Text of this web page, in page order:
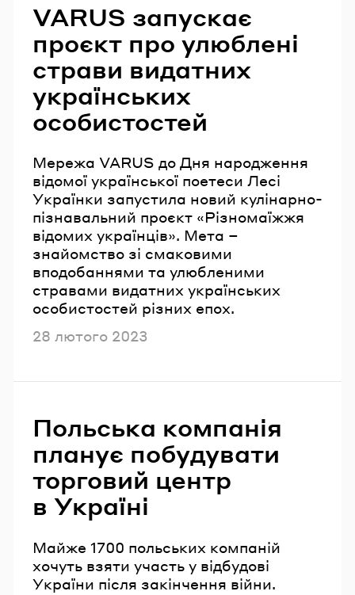
VARUS запускає
проєкт про улюблені
страви видатних
українських
особистостей
Мережа VARUS до Дня народження
відомої української поетеси Лесі
Українки запустила новий кулінарно-
пізнавальний проєкт «Різномаїжжя
відомих українців». Мета –
знайомство зі смаковими
вподобаннями та улюбленими
стравами видатних українських
особистостей різних епох.
Опубліковано
28 лютого 2023
Польська компанія
планує побудувати
торговий центр
в Україні
Майже 1700 польських компаній
хочуть взяти участь у відбудові
України після закінчення війни.